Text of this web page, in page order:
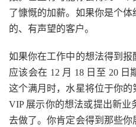
了慷慨的加薪。如果你是个
的、有声望的客户。
如果你在工作中的想法得到
应该会在 12 月 18 日至 20
这个满月时，水星将位于你
VIP 展示你的想法或提出新
去做了。你肯定会得到那些